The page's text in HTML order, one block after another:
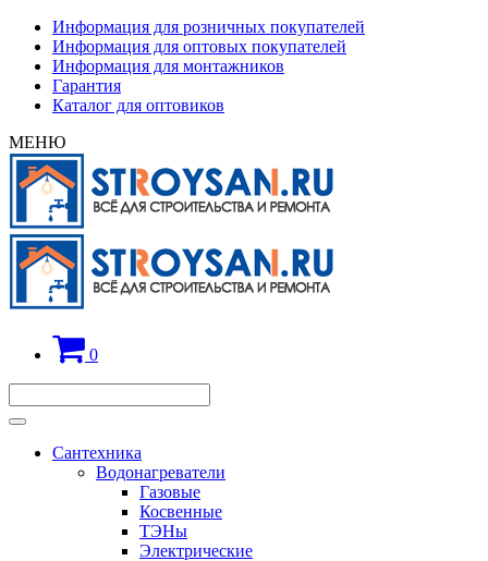
Информация для розничных покупателей
Информация для оптовых покупателей
Информация для монтажников
Гарантия
Каталог для оптовиков
МЕНЮ
0
Сантехника
Водонагреватели
Газовые
Косвенные
ТЭНы
Электрические